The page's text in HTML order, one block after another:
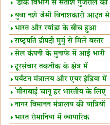
शैक्षिक सत्र शुरू
'डाक विभाग से सतीश गुजराल का
रिश्ता गहरा'
युवा नशे जैसी विनाशकारी आदत से
दूर रहें-मोदी
भारत और रवांडा के बीच हुआ
व्यापार विस्तार
राष्ट्रपति द्रौपदी मुर्मु से मिले बस्तर
के प्रतिनिधि
सेल कंपनी के मुनाफे में आई भारी
उछाल!
दूरसंचार तकनीक के क्षेत्र में
उत्कृष्टता पुरस्कार
पर्यटन मंत्रालय और एयर इंडिया में
समझौता
'मीराबाई चानू हर भारतीय के लिए
प्रेरणा'
नागर विमानन मंत्रालय की यात्रियों
को सलाह
भारत रोमानिया में व्यापारिक